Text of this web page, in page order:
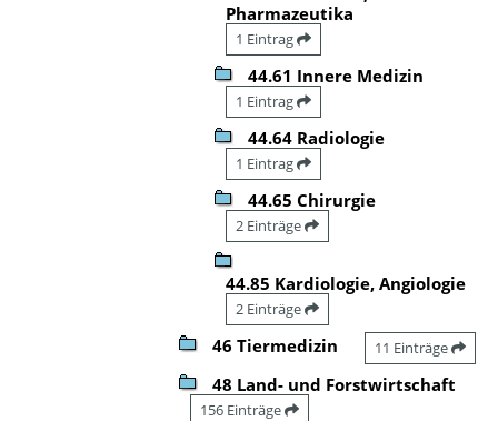
Pharmazeutika
1 Eintrag
44.61 Innere Medizin
1 Eintrag
44.64 Radiologie
1 Eintrag
44.65 Chirurgie
2 Einträge
44.85 Kardiologie, Angiologie
2 Einträge
46 Tiermedizin 11 Einträge
48 Land- und Forstwirtschaft
156 Einträge